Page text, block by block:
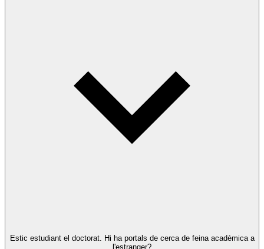
Estic estudiant el doctorat. Hi ha portals de cerca de feina acadèmica a
l'estranger?